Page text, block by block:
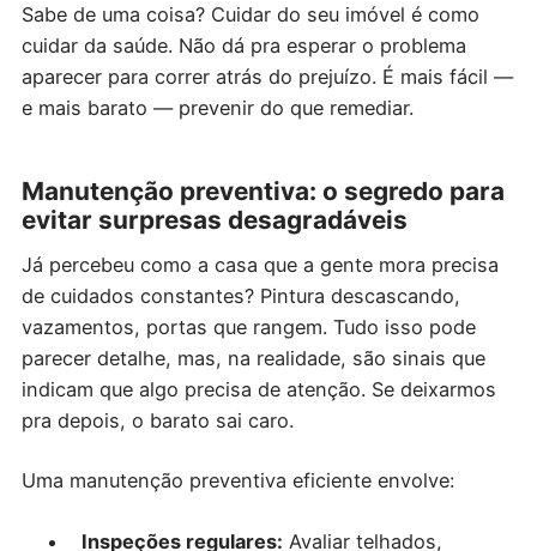
Sabe de uma coisa? Cuidar do seu imóvel é como
cuidar da saúde. Não dá pra esperar o problema
aparecer para correr atrás do prejuízo. É mais fácil —
e mais barato — prevenir do que remediar.
Manutenção preventiva: o segredo para
evitar surpresas desagradáveis
Já percebeu como a casa que a gente mora precisa
de cuidados constantes? Pintura descascando,
vazamentos, portas que rangem. Tudo isso pode
parecer detalhe, mas, na realidade, são sinais que
indicam que algo precisa de atenção. Se deixarmos
pra depois, o barato sai caro.
Uma manutenção preventiva eficiente envolve:
Inspeções regulares: Avaliar telhados,